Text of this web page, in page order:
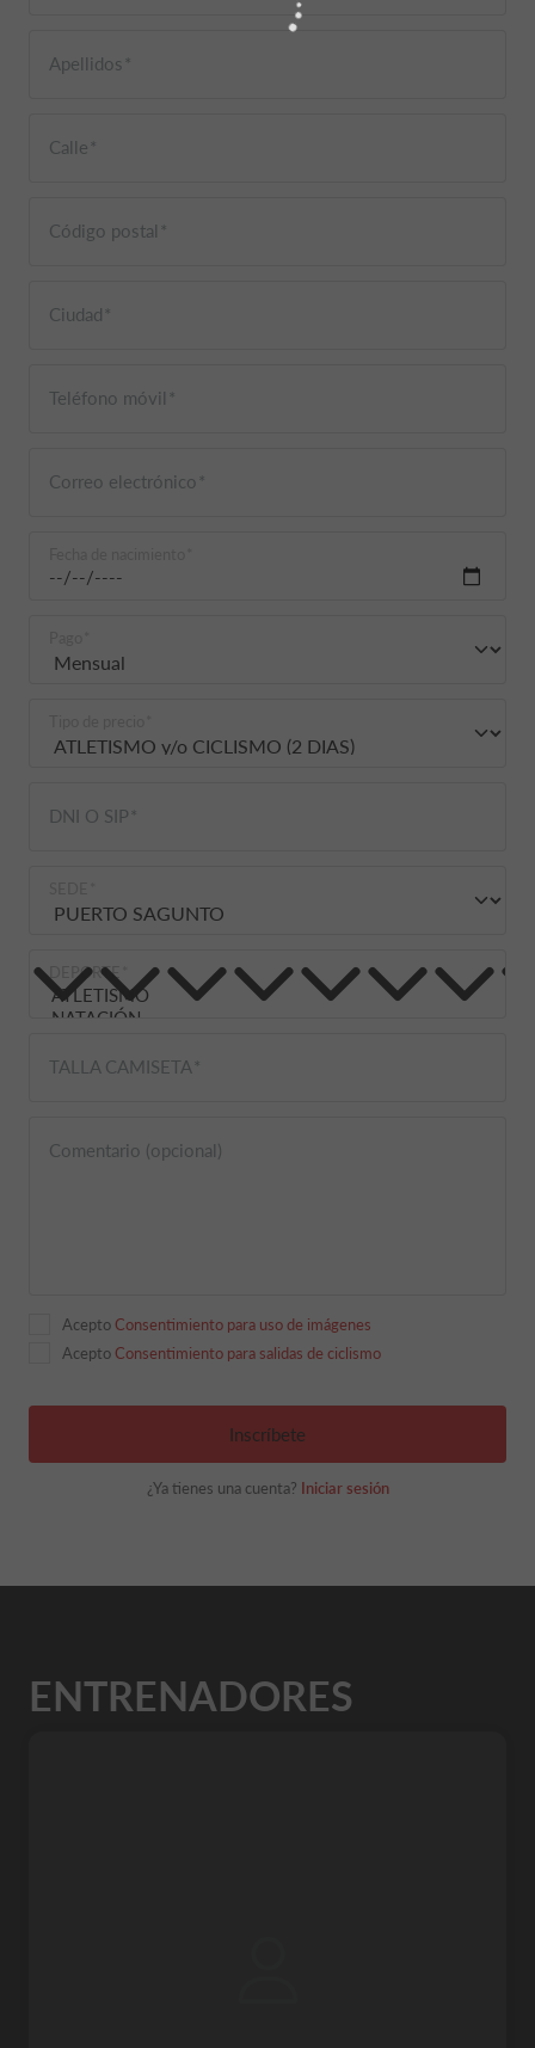
Apellidos
Calle
Código postal
Ciudad
Teléfono móvil
Correo electrónico
DNI O SIP
DEPORTE
TALLA CAMISETA
Comentario (opcional)
Acepto Consentimiento para uso de imágenes
Acepto Consentimiento para salidas de ciclismo
Inscríbete
¿Ya tienes una cuenta? Iniciar sesión
ENTRENADORES